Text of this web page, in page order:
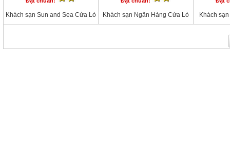
Khách sạn Sun and Sea Cửa Lò Khách sạn Ngân Hàng Cửa Lò Khách